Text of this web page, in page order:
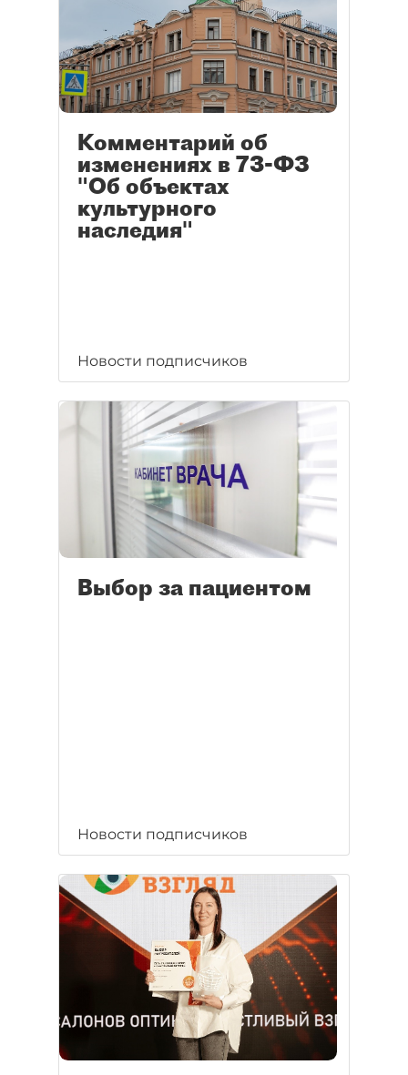
Комментарий об
изменениях в 73-ФЗ
"Об объектах
культурного
наследия"
Новости подписчиков
Выбор за пациентом
Новости подписчиков